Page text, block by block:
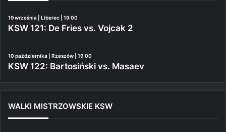
19 września | Liberec | 19:00
KSW 121: De Fries vs. Vojcak 2
10 października | Rzeszów | 19:00
KSW 122: Bartosiński vs. Masaev
WALKI MISTRZOWSKIE KSW